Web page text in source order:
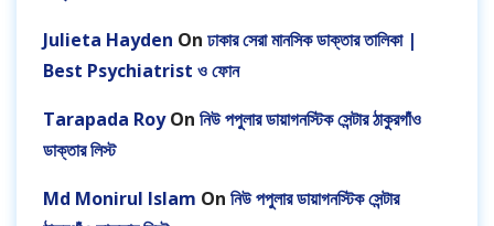
Julieta Hayden On ঢাকার সেরা মানসিক ডাক্তার তালিকা |
Best Psychiatrist ও ফোন
Tarapada RoyOn নিউ পপুলার ডায়াগনস্টিক সেন্টার ঠাকুরগাঁও
ডাক্তার লিস্ট
Md Monirul Islam On নিউ পপুলার ডায়াগনস্টিক সেন্টার